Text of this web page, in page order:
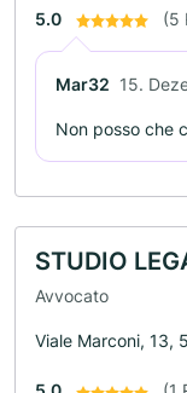
5.0 (5
Mar32 15.
Non posso che
STUDIO
Avvocato
Viale Marconi, 13,